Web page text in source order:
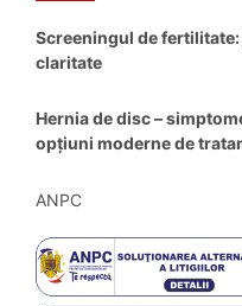
Screeningul de
claritate
Hernia de disc –
opțiuni moderne de
ANPC